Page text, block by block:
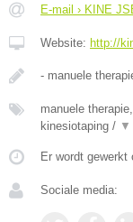
E-mail › KINE
Website: http://
- manuele
manuele
kinesiotaping / ▼
Er wordt gewerkt
Sociale media: